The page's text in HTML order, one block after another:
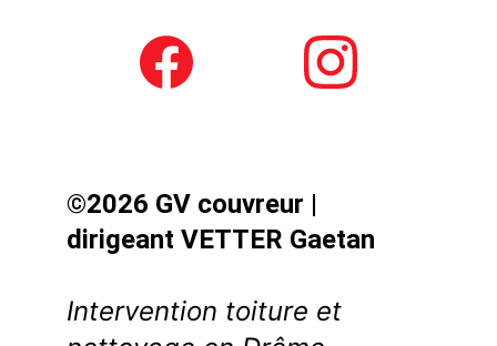
©2026 GV couvreur |
dirigeant VETTER Gaetan
Intervention toiture et